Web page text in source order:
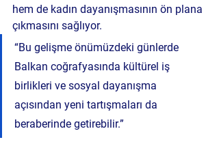
hem de kadın dayanışmasının ön plana
çıkmasını sağlıyor.
“Bu gelişme önümüzdeki günlerde
Balkan coğrafyasında kültürel iş
birlikleri ve sosyal dayanışma
açısından yeni tartışmaları da
beraberinde getirebilir.”